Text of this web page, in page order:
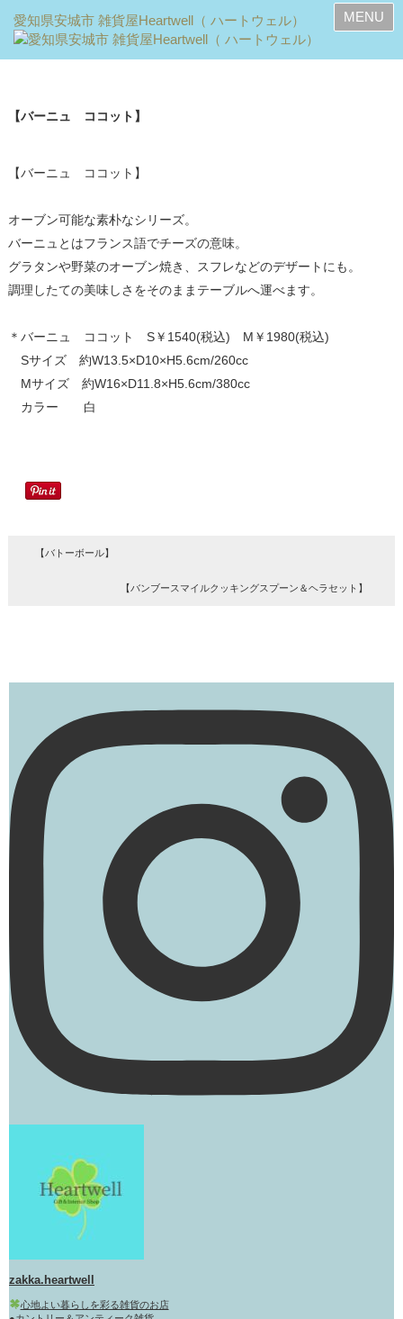
MENU
【バーニュ ココット】
【バーニュ ココット】
オーブン可能な素朴なシリーズ。
バーニュとはフランス語でチーズの意味。
グラタンや野菜のオーブン焼き、スフレなどのデザートにも。
調理したての美味しさをそのままテーブルへ運べます。
＊バーニュ ココット S￥1540(税込) M￥1980(税込)
Sサイズ 約W13.5×D10×H5.6cm/260cc
Mサイズ 約W16×D11.8×H5.6cm/380cc
カラー 白
【バトーボール】
【バンブースマイルクッキングスプーン＆ヘラセット】
zakka.heartwell
心地よい暮らしを彩る雑貨のお店